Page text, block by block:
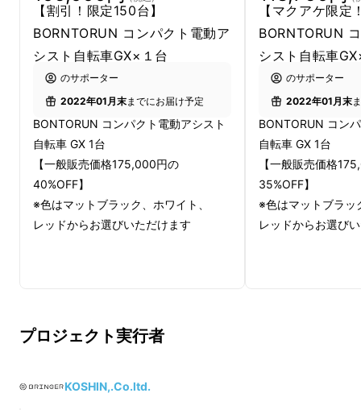
BORNTORUN GXは、通勤・通学などの毎日の
移動や、休日の外出をもっと楽しく快適にして
くれます。
所から乗れる電車やバスの路線に意外と縛られ
【割引！限定150台】
BORNTORUN コンパクト電動ア
シスト自転車GX×１台
のサポーター
2022年01月末までにお届け予定
BONTORUN コンパクト電動アシスト
自転車 GX 1台
【一般販売価格175,000円の
40%OFF】
※色はマットブラック、ホワイト、
レッドからお選びいただけます
【マクアケ限定
BORNTORUN
シスト自転車
のサポーター
2022年01月末
BONTORUN コン
自転車 GX 1台
【一般販売価格
35%OFF】
※色はマットブラッ
レッドからお選び
プロジェクト実行者
KOSHIN,.Co.ltd.